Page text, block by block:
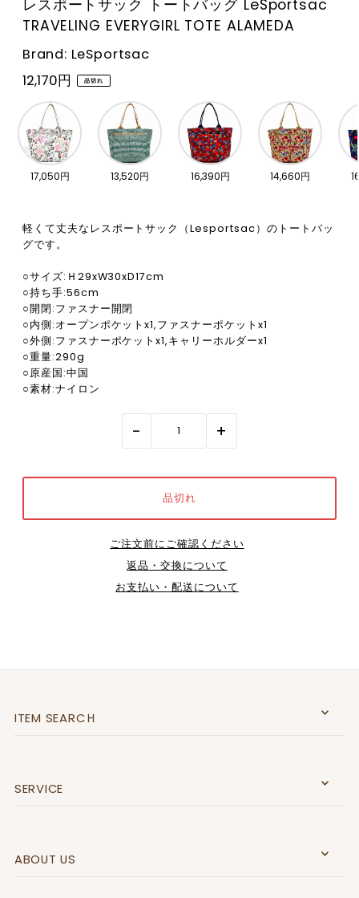
レスポートサック トートバッグ LeSportsac
TRAVELING EVERYGIRL TOTE ALAMEDA
Brand: LeSportsac
12,170円 品切れ
17,050円 13,520円 16,390円 14,660円
軽くて丈夫なレスポートサック（Lesportsac）のトートバッ
グです。
○サイズ:Ｈ29xW30xD17cm
○持ち手:56cm
○開閉:ファスナー開閉
○内側:オープンポケットx1,ファスナーポケットx1
○外側:ファスナーポケットx1,キャリーホルダーx1
○重量:290g
○原産国:中国
○素材:ナイロン
- +
ご注文前にご確認ください
返品・交換について
お支払い・配送について
ITEM SEARCＨ
SERVICE
ABOUT US